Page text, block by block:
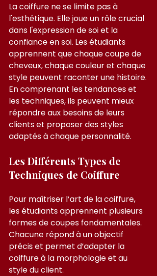
La coiffure ne se limite pas à
l'esthétique. Elle joue un rôle crucial
dans l'expression de soi et la
confiance en soi. Les étudiants
apprennent que chaque coupe de
cheveux, chaque couleur et chaque
style peuvent raconter une histoire.
En comprenant les tendances et
les techniques, ils peuvent mieux
répondre aux besoins de leurs
clients et proposer des styles
adaptés à chaque personnalité.
Les Différents Types de
Techniques de Coiffure
Pour maîtriser l’art de la coiffure,
les étudiants apprennent plusieurs
formes de coupes fondamentales.
Chacune répond à un objectif
précis et permet d’adapter la
coiffure à la morphologie et au
style du client.